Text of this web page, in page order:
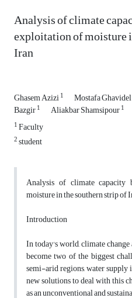
Analysis of climate
exploitation of moisture
Iran
Ghasem Azizi1 Mostafa Ghavidel
Bazgir1 Aliakbar Shamsipour1
1Faculty
2student
Analysis of climate
moisture in the southern strip of
Introduction
In today's world, climate
become two of the biggest
semi-arid regions, water
new solutions to deal with this
as an unconventional and